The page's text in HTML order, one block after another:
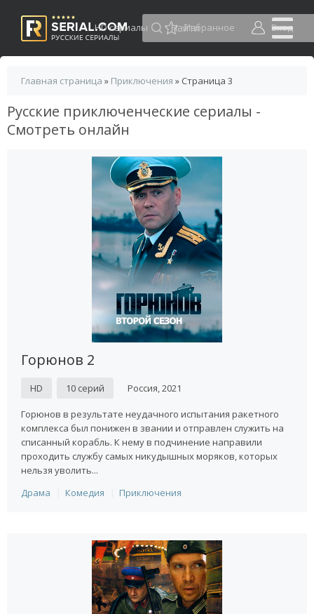
HD сериалы Избранное Вход
Главная страница » Приключения » Страница 3
Русские приключенческие сериалы -
Смотреть онлайн
Горюнов 2
HD 10 серий Россия, 2021
Горюнов в результате неудачного испытания ракетного
комплекса был понижен в звании и отправлен служить на
списанный корабль. К нему в подчинение направили
проходить службу самых никудышных моряков, которых
нельзя уволить...
Драма
Комедия Приключения